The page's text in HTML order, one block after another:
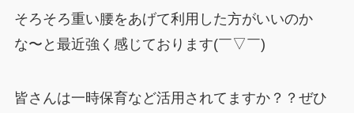
そろそろ重い腰をあげて利用した方がいいのか
な〜と最近強く感じております(￣▽￣)
皆さんは一時保育など活用されてますか？？ぜひ